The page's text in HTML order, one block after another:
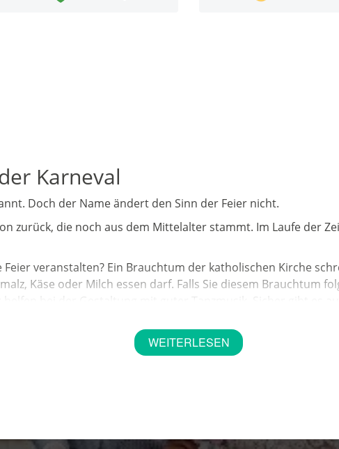
Karneval
Doch der Name ändert den Sinn der Feier nicht.
zurück, die noch aus dem Mittelalter stammt. Im Laufe der
veranstalten? Ein Brauchtum der katholischen Kirche
Käse oder Milch essen darf. Falls Sie diesem Brauchtum
bei der Gestaltung mit guter Tanzmusik. Sicher gibt es
WEITERLESEN